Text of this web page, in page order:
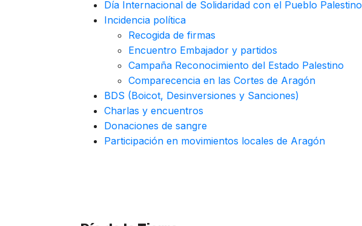
Día Internacional de Solidaridad con el Pueblo Palestino
Incidencia política
Recogida de firmas
Encuentro Embajador y partidos
Campaña Reconocimiento del Estado Palestino
Comparecencia en las Cortes de Aragón
BDS (Boicot, Desinversiones y Sanciones)
Charlas y encuentros
Donaciones de sangre
Participación en movimientos locales de Aragón